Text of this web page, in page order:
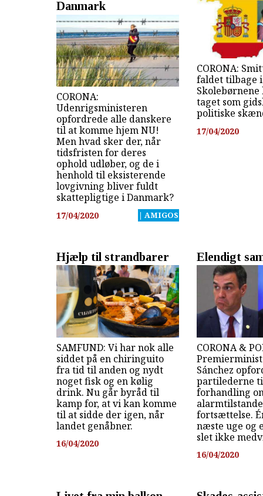
Danmark
CORONA:
Udenrigsministeren
opfordrede alle danskere
til at komme hjem NU!
Men hvad sker der, når
tidsfristen for deres
ophold udløber, og de i
henhold til eksisterende
lovgivning bliver fuldt
skattepligtige i Danmark?
17/04/2020 | AMIGOS
CORONA:
faldet tilbage
taget som
politiske
17/04/2020
Hjælp til strandbarer
SAMFUND: Vi har nok alle
siddet på en chiringuito
fra tid til anden og nydt
noget fisk og en kølig
drink. Nu går byråd til
kamp for, at vi kan komme
til at sidde der igen, når
landet genåbner.
16/04/2020
Elendigt
CORONA &
Sánchez
partilederne
forhandling
fortsættelse.
næste uge og
slet ikke
16/04/2020